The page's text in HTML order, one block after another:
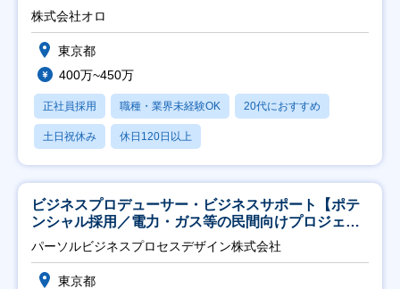
修充実】
株式会社オロ
東京都
400万~450万
正社員採用 職種・業界未経験OK 20代におすすめ
土日祝休み 休日120日以上
ビジネスプロデューサー・ビジネスサポート【ポテ
ンシャル採用／電力・ガス等の民間向けプロジェク
ト推進】
パーソルビジネスプロセスデザイン株式会社
東京都